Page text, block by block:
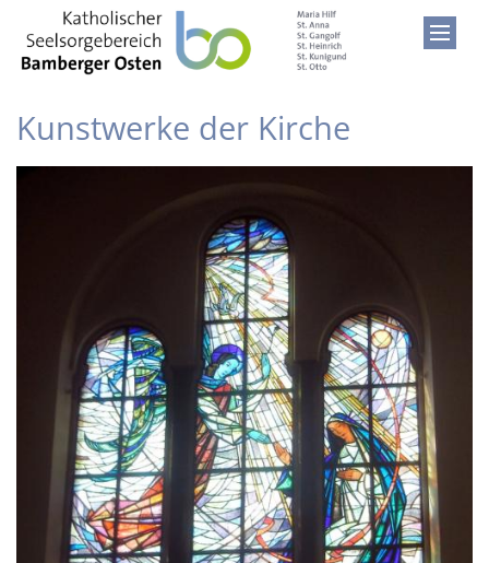
Zum Inhalt springen
Kunstwerke der Kirche